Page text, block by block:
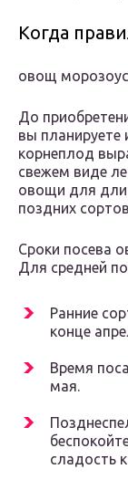
Когда
овощ
До
вы планируете
корнеплод
свежем виде
овощи для
поздних
Сроки посева
Для средней
Ранние
конце
Время
мая.
сладость